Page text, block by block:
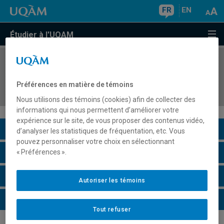
FR EN
Étudier à l'UQAM
COURS//
XIXe siècle)
Description du cours
Horaire - Été 2026
Horaire - Automne 2026
Horaire - Hiver 2027
Préférences en matière de témoins
Nous utilisons des témoins (cookies) afin de collecter des
informations qui nous permettent d’améliorer votre
expérience sur le site, de vous proposer des contenus vidéo,
d’analyser les statistiques de fréquentation, etc. Vous
pouvez personnaliser votre choix en sélectionnant
« Préférences ».
Tout refuser
Autoriser les témoins